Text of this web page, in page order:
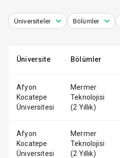
Üniversiteler Bölümler
Üniversite Bölümler
Afyon
Kocatepe
Üniversitesi
Mermer
Teknolojisi
(2 Yıllık)
Afyon
Kocatepe
Üniversitesi
Mermer
Teknolojisi
(2 Yıllık)